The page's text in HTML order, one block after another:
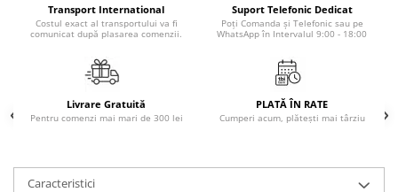
Clasa a VIII-a
Clasa I
Clasa pregatitoare
Limbi Straine
Realitatea Augmentata
Transport International
Costul exact al transportului va fi
comunicat după plasarea comenzii.
Suport Telefonic Dedicat
Poți Comanda și Telefonic sau pe
WhatsApp în Intervalul 9:00 - 18:00
Livrare Gratuită
Pentru comenzi mai mari de 300 lei
PLATĂ ÎN RATE
Cumperi acum, plătești mai târziu
Caracteristici